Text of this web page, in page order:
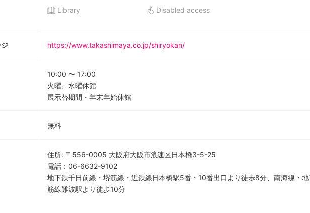
Library Disabled access
ジ https://www.takashimaya.co.jp/shiryokan/
10:00 〜 17:00
火曜、水曜休館
展示替期間・年末年始休館
無料
住所: 〒556-0005 大阪府大阪市浪速区日本橋3-5-25
電話 ： 06-6632-9102
地下鉄千日前線・堺筋線・近鉄線日本橋駅5番・10番出口より徒歩8分、南海線・
筋線難波駅より徒歩10分